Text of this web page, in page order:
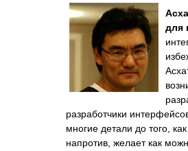
для
разработчики
многие детали до того,
напротив, желает как